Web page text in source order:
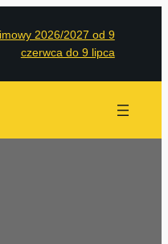
2026/2027 od 9
czerwca do 9 lipca